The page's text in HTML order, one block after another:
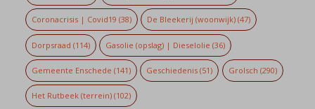
Coronacrisis | Covid19 (38) De Bleekerij (woonwijk) (47)
Dorpsraad (114) Gasolie (opslag) | Dieselolie (36)
Gemeente Enschede (141) Geschiedenis (51) Grolsch (290)
Het Rutbeek (terrein)(102)